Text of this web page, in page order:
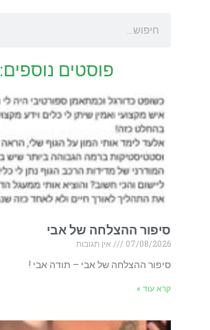
פוסטים נוספים:
סיפור ההצלחה של אבי
07/08/2026
אין תגובות
סיפור ההצלחה של אבי – תודה אבי !
קרא עוד »